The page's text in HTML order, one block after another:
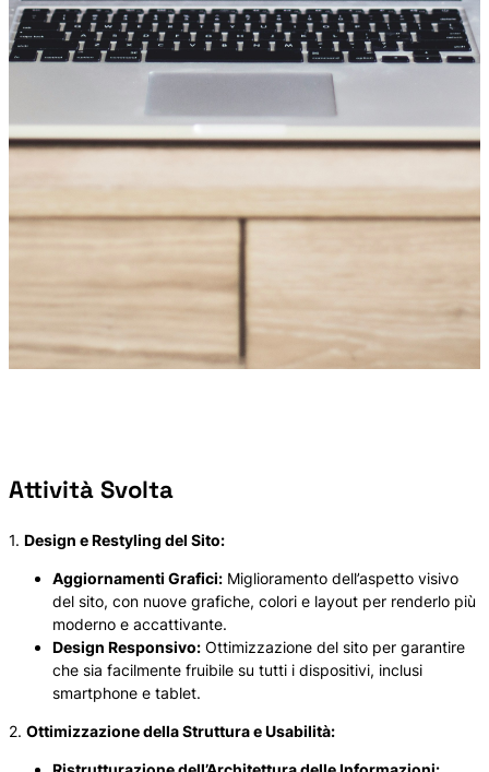
Attività Svolta
1. Design e Restyling del Sito:
Aggiornamenti Grafici: Miglioramento dell’aspetto visivo
del sito, con nuove grafiche, colori e layout per renderlo più
moderno e accattivante.
Design Responsivo: Ottimizzazione del sito per garantire
che sia facilmente fruibile su tutti i dispositivi, inclusi
smartphone e tablet.
2. Ottimizzazione della Struttura e Usabilità: